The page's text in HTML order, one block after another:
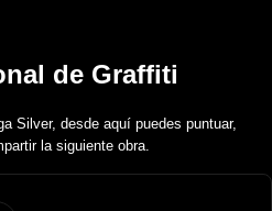
de Graffiti
Silver, desde aquí puedes puntuar,
la siguiente obra.